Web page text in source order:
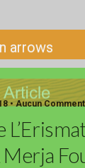
South
• Aucun
Merja
arrows